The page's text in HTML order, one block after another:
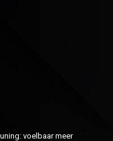
voelbaar meer